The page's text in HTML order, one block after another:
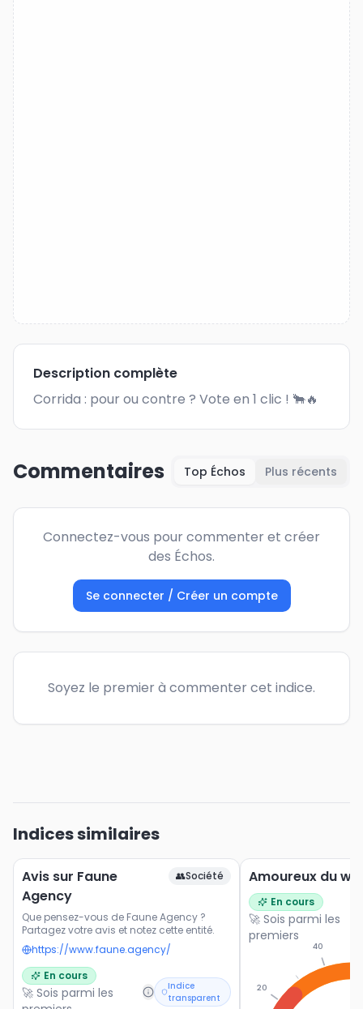
Description complète
Corrida : pour ou contre ? Vote en 1 clic ! 🐂🔥
Commentaires Top Échos Plus récents
Connectez-vous pour commenter et créer
des Échos.
Se connecter / Créer un compte
Soyez le premier à commenter cet indice.
Indices similaires
Avis sur Faune
Agency
👥Société
Que pensez-vous de Faune Agency ?
Partagez votre avis et notez cette entité.
https://www.faune.agency/
En cours
🚀 Sois parmi les
Indice
transparent
Amoureux du
En cours
🚀 Sois parmi les
premiers
20
40